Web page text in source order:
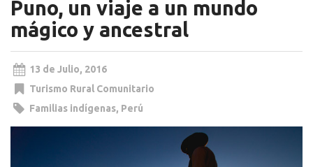
entradas
Puno, un viaje a un mundo
mágico y ancestral
13 de Julio, 2016
Turismo Rural Comunitario
Familias indígenas, Perú